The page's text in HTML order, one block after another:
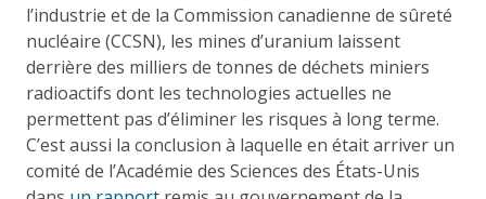
l’industrie et de la Commission canadienne de sûreté
nucléaire (CCSN), les mines d’uranium laissent
derrière des milliers de tonnes de déchets miniers
radioactifs dont les technologies actuelles ne
permettent pas d’éliminer les risques à long terme.
C’est aussi la conclusion à laquelle en était arriver un
comité de l’Académie des Sciences des États-Unis